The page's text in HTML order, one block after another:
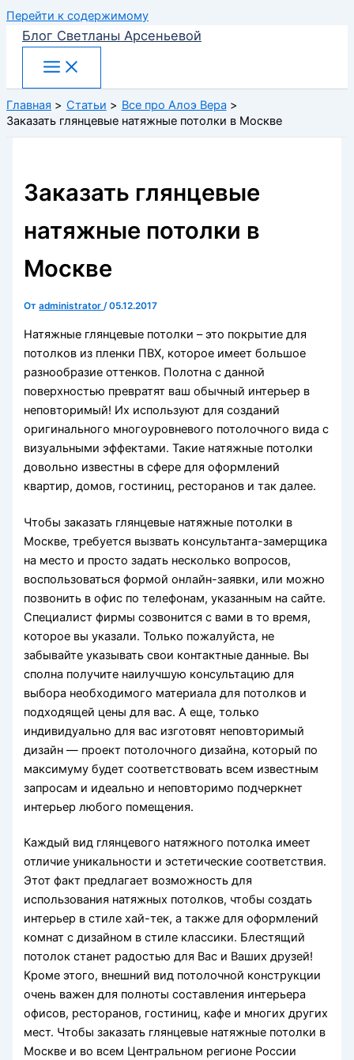
Перейти к содержимому
Блог Светланы Арсеньевой
Главная Статьи
Все про Алоэ Вера
Заказать глянцевые натяжные потолки в Москве
Заказать глянцевые
натяжные потолки в
Москве
Отadministrator/05.12.2017
Натяжные глянцевые потолки – это покрытие для
потолков из пленки ПВХ, которое имеет большое
разнообразие оттенков. Полотна с данной
поверхностью превратят ваш обычный интерьер в
неповторимый! Их используют для созданий
оригинального многоуровневого потолочного вида с
визуальными эффектами. Такие натяжные потолки
довольно известны в сфере для оформлений
квартир, домов, гостиниц, ресторанов и так далее.
Чтобы заказать глянцевые натяжные потолки в
Москве, требуется вызвать консультанта-замерщика
на место и просто задать несколько вопросов,
воспользоваться формой онлайн-заявки, или можно
позвонить в офис по телефонам, указанным на сайте.
Специалист фирмы созвонится с вами в то время,
которое вы указали. Только пожалуйста, не
забывайте указывать свои контактные данные. Вы
сполна получите наилучшую консультацию для
выбора необходимого материала для потолков и
подходящей цены для вас. А еще, только
индивидуально для вас изготовят неповторимый
дизайн — проект потолочного дизайна, который по
максимуму будет соответствовать всем известным
запросам и идеально и неповторимо подчеркнет
интерьер любого помещения.
Каждый вид глянцевого натяжного потолка имеет
отличие уникальности и эстетические соответствия.
Этот факт предлагает возможность для
использования натяжных потолков, чтобы создать
интерьер в стиле хай-тек, а также для оформлений
комнат с дизайном в стиле классики. Блестящий
потолок станет радостью для Вас и Ваших друзей!
Кроме этого, внешний вид потолочной конструкции
очень важен для полноты составления интерьера
офисов, ресторанов, гостиниц, кафе и многих других
мест. Чтобы заказать глянцевые натяжные потолки в
Москве и во всем Центральном регионе России